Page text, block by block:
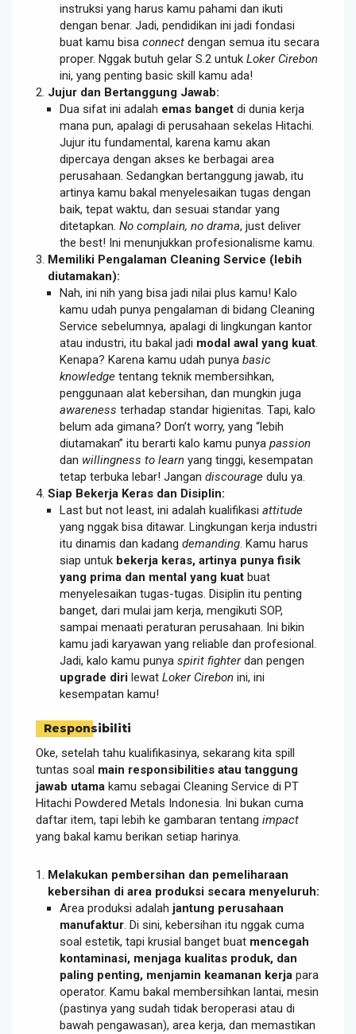
instruksi yang harus kamu pahami dan ikuti
dengan benar. Jadi, pendidikan ini jadi fondasi
buat kamu bisa connect dengan semua itu secara
proper. Nggak butuh gelar S.2 untuk Loker Cirebon
ini, yang penting basic skill kamu ada!
Jujur dan Bertanggung Jawab:
Dua sifat ini adalah emas banget di dunia kerja
mana pun, apalagi di perusahaan sekelas Hitachi.
Jujur itu fundamental, karena kamu akan
dipercaya dengan akses ke berbagai area
perusahaan. Sedangkan bertanggung jawab, itu
artinya kamu bakal menyelesaikan tugas dengan
baik, tepat waktu, dan sesuai standar yang
ditetapkan. No complain, no drama, just deliver
the best! Ini menunjukkan profesionalisme kamu.
Memiliki Pengalaman Cleaning Service (lebih
diutamakan):
Nah, ini nih yang bisa jadi nilai plus kamu! Kalo
kamu udah punya pengalaman di bidang Cleaning
Service sebelumnya, apalagi di lingkungan kantor
atau industri, itu bakal jadi modal awal yang kuat
Kenapa? Karena kamu udah punya basic
knowledge tentang teknik membersihkan,
penggunaan alat kebersihan, dan mungkin juga
awareness terhadap standar higienitas. Tapi, kalo
belum ada gimana? Don’t worry, yang “lebih
diutamakan” itu berarti kalo kamu punya passion
dan willingness to learn yang tinggi, kesempatan
tetap terbuka lebar! Jangan discourage dulu ya.
Siap Bekerja Keras dan Disiplin:
Last but not least, ini adalah kualifikasi attitude
yang nggak bisa ditawar. Lingkungan kerja industri
itu dinamis dan kadang demanding . Kamu harus
siap untuk bekerja keras, artinya punya fisik
yang prima dan mental yang kuat buat
menyelesaikan tugas-tugas. Disiplin itu penting
banget, dari mulai jam kerja, mengikuti SOP,
sampai menaati peraturan perusahaan. Ini bikin
kamu jadi karyawan yang reliable dan profesional.
Jadi, kalo kamu punya spirit fighterdan pengen
upgrade diri lewat Loker Cirebon ini, ini
kesempatan kamu!
Responsibiliti
Oke, setelah tahu kualifikasinya, sekarang kita spill
tuntas soal main responsibilities atau tanggung
jawab utama kamu sebagai Cleaning Service di PT
Hitachi Powdered Metals Indonesia. Ini bukan cuma
daftar item, tapi lebih ke gambaran tentang impact
yang bakal kamu berikan setiap harinya.
Melakukan pembersihan dan pemeliharaan
kebersihan di area produksi secara menyeluruh:
Area produksi adalah jantung perusahaan
manufaktur. Di sini, kebersihan itu nggak cuma
soal estetik, tapi krusial banget buat mencegah
kontaminasi, menjaga kualitas produk, dan
paling penting, menjamin keamanan kerja para
operator. Kamu bakal membersihkan lantai, mesin
(pastinya yang sudah tidak beroperasi atau di
bawah pengawasan), area kerja, dan memastikan